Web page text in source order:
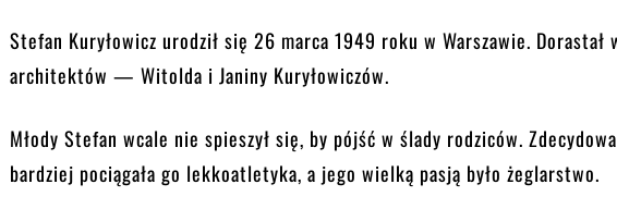
Stefan Kuryłowicz urodził się 26 marca 1949 roku w Warszawie. Dorastał
architektów — Witolda i Janiny Kuryłowiczów.
Młody Stefan wcale nie spieszył się, by pójść w ślady rodziców.
bardziej pociągała go lekkoatletyka, a jego wielką pasją było żeglarstwo.